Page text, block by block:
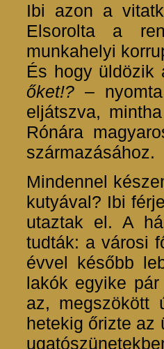
Ibi azon a
Elsorolta a
munkahelyi
És hogy üldözik
őket!? –
eljátszva,
Rónára
származásához.
Mindennel
kutyával? Ibi
utaztak el. A
tudták: a városi
évvel később
lakók egyike
az, megszökött
hetekig őrizte az